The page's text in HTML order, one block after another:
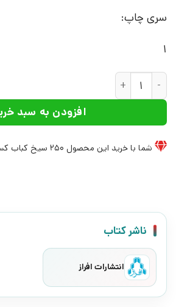
سری چاپ:
1
کتاب خدای جهنم | انتشارات افراز عدد
افزودن به سبد
شما با خرید این محصول 250 سیخ کباب
ناشر کتاب
انتشارات افراز